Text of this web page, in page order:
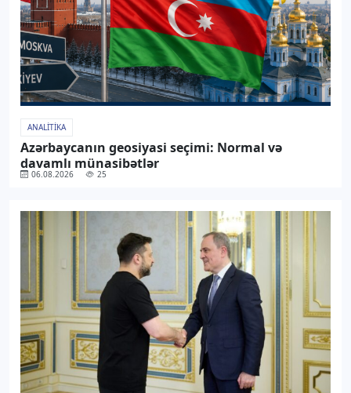
ANALITIKA
Azərbaycanın geosiyasi seçimi: Normal və
davamlı münasibətlər
06.08.2026 25